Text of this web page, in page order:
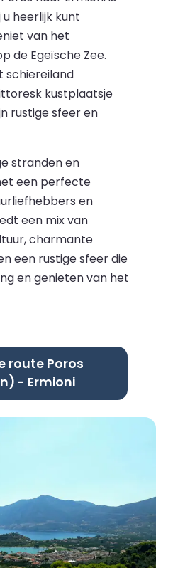
heerlijk kunt
van het
de Egeïsche Zee.
schiereiland
kustplaatsje
rustige sfeer en
stranden en
een perfecte
en
een mix van
charmante
een rustige sfeer die
en genieten van het
route Poros
- Ermioni